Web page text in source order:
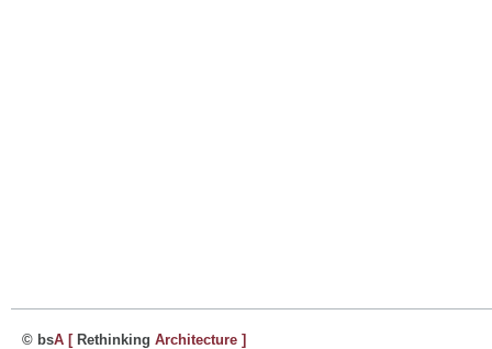
© bsA [Rethinking Architecture ]